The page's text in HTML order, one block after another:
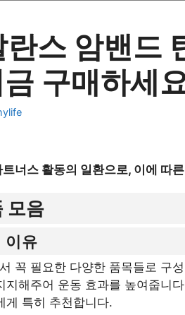
스 암밴드
구매하세
너스 활동의 일환으로, 이에 따
모음
이유
꼭 필요한 다양한 품목들로 구
지해주어 운동 효과를 높여줍니
게 특히 추천합니다.